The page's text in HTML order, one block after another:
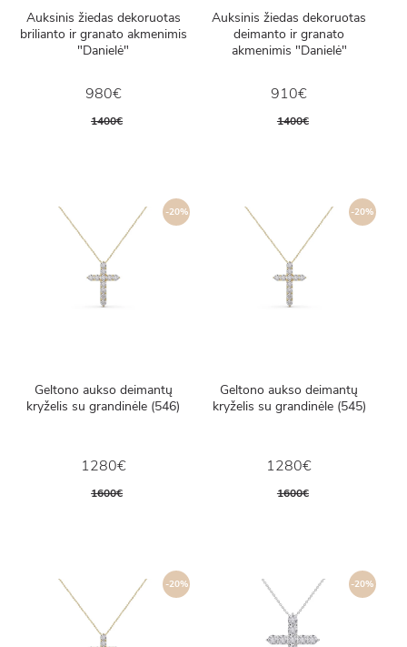
Auksinis žiedas dekoruotas
brilianto ir granato akmenimis
"Danielė"
980€
1400€
Auksinis žiedas dekoruotas
deimanto ir granato
akmenimis "Danielė"
910€
1400€
-20%
Geltono aukso deimantų
kryželis su grandinėle (546)
1280€
1600€
-20%
Geltono aukso deimantų
kryželis su grandinėle (545)
1280€
1600€
-20% -20%